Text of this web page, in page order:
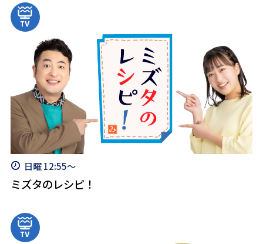
日曜 12:55～
ミズタのレシピ！